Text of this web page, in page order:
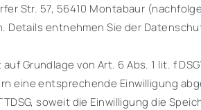
Str. 57, 56410 Montabaur
Details entnehmen Sie der
Grundlage von Art. 6 Abs. 1 lit. f
eine entsprechende Einwilligung
TTDSG, soweit die Einwilligung die